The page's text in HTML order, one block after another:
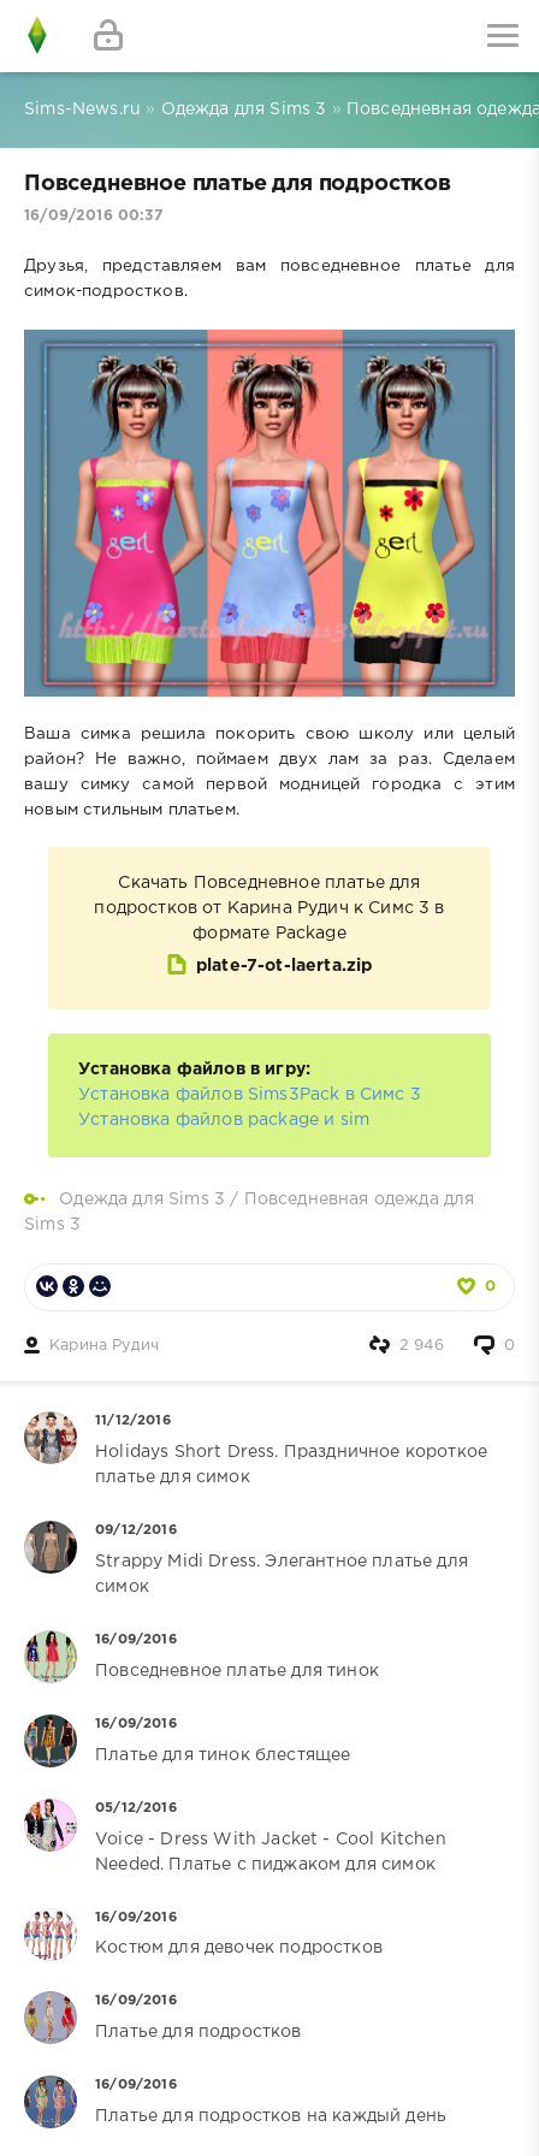
Sims-News.ru » Одежда для Sims 3 » Повседневная
Повседневное платье для подростков
16/09/2016 00:37
Друзья, представляем вам повседневное платье для
симок-подростков.
Ваша симка решила покорить свою школу или целый
район? Не важно, поймаем двух лам за раз. Сделаем
вашу симку самой первой модницей городка с этим
новым стильным платьем.
Скачать Повседневное платье для
подростков от Карина Рудич к Симс 3 в
формате Package
plate-7-ot-laerta.zip
Установка файлов в игру:
Установка файлов Sims3Pack в Симс 3
Установка файлов package и sim
Одежда для Sims 3 /
Повседневная одежда для
Sims 3
0
Карина Рудич 0
2 946
11/12/2016
Holidays Short Dress. Праздничное короткое
платье для симок
09/12/2016
Strappy Midi Dress. Элегантное платье для
симок
16/09/2016
Повседневное платье для тинок
16/09/2016
Платье для тинок блестящее
05/12/2016
Voice - Dress With Jacket - Cool Kitchen
Needed. Платье с пиджаком для симок
16/09/2016
Костюм для девочек подростков
16/09/2016
Платье для подростков
16/09/2016
Платье для подростков на каждый день